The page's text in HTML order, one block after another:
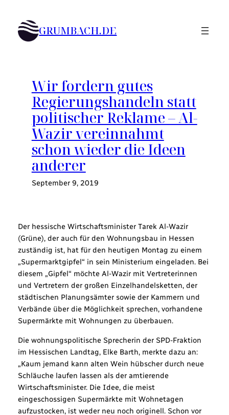
Inhalt
springen GRUMBACH.DE
Wir fordern gutes
Regierungshandeln statt
politischer Reklame – Al-
Wazir vereinnahmt
schon wieder die Ideen
anderer
September 9, 2019
Der hessische Wirtschaftsminister Tarek Al-Wazir
(Grüne), der auch für den Wohnungsbau in Hessen
zuständig ist, hat für den heutigen Montag zu einem
„Supermarktgipfel“ in sein Ministerium eingeladen. Bei
diesem „Gipfel“ möchte Al-Wazir mit Vertreterinnen
und Vertretern der großen Einzelhandelsketten, der
städtischen Planungsämter sowie der Kammern und
Verbände über die Möglichkeit sprechen, vorhandene
Supermärkte mit Wohnungen zu überbauen.
Die wohnungspolitische Sprecherin der SPD-Fraktion
im Hessischen Landtag, Elke Barth, merkte dazu an:
„Kaum jemand kann alten Wein hübscher durch neue
Schläuche laufen lassen als der amtierende
Wirtschaftsminister. Die Idee, die meist
eingeschossigen Supermärkte mit Wohnetagen
aufzustocken, ist weder neu noch originell. Schon vor